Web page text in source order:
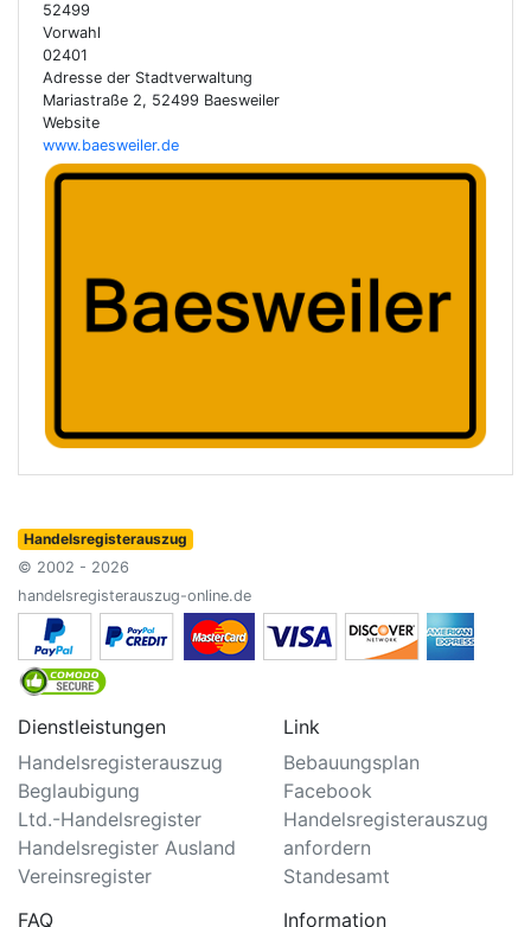
52499
Vorwahl
02401
Adresse der Stadtverwaltung
Mariastraße 2, 52499 Baesweiler
Website
www.baesweiler.de
Handelsregisterauszug
© 2002 - 2026
handelsregisterauszug-online.de
Dienstleistungen
Handelsregisterauszug
Beglaubigung
Ltd.-Handelsregister
Handelsregister Ausland
Vereinsregister
Link
Bebauungsplan
Facebook
Handelsregisterauszug
anfordern
Standesamt
FAQ
Information